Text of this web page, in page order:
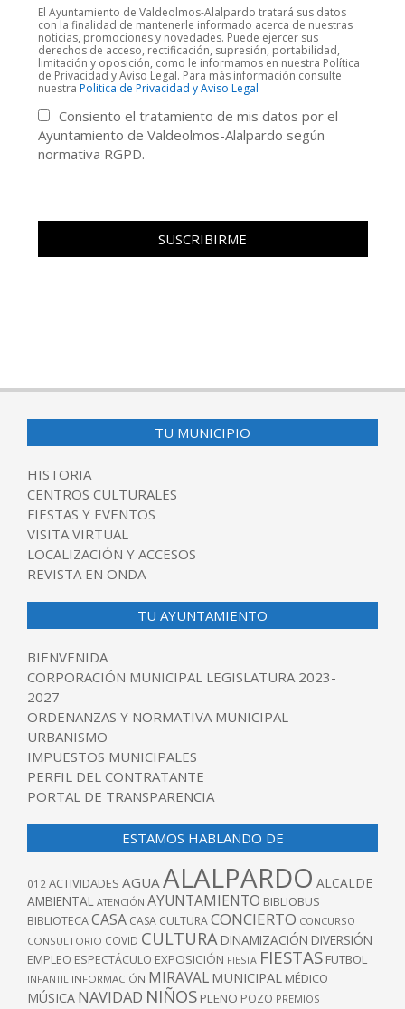
El Ayuntamiento de Valdeolmos-Alalpardo tratará sus datos
con la finalidad de mantenerle informado acerca de nuestras
noticias, promociones y novedades. Puede ejercer sus
derechos de acceso, rectificación, supresión, portabilidad,
limitación y oposición, como le informamos en nuestra Política
de Privacidad y Aviso Legal. Para más información consulte
nuestra Politica de Privacidad y Aviso Legal
Consiento el tratamiento de mis datos por el
Ayuntamiento de Valdeolmos-Alalpardo según
normativa RGPD.
TU MUNICIPIO
HISTORIA
CENTROS CULTURALES
FIESTAS Y EVENTOS
VISITA VIRTUAL
LOCALIZACIÓN Y ACCESOS
REVISTA EN ONDA
TU AYUNTAMIENTO
BIENVENIDA
CORPORACIÓN MUNICIPAL LEGISLATURA 2023-
2027
ORDENANZAS Y NORMATIVA MUNICIPAL
URBANISMO
IMPUESTOS MUNICIPALES
PERFIL DEL CONTRATANTE
PORTAL DE TRANSPARENCIA
ESTAMOS HABLANDO DE
012 ACTIVIDADES AGUA ALALPARDO ALCALDE
AMBIENTAL ATENCIÓN AYUNTAMIENTO BIBLIOBUS
BIBLIOTECACASA CASA CULTURACONCIERTO CONCURSO
CONSULTORIO COVID CULTURA DINAMIZACIÓN DIVERSIÓN
EMPLEO ESPECTÁCULO EXPOSICIÓN FIESTA FIESTAS FUTBOL
INFANTIL INFORMACIÓN MIRAVAL MUNICIPAL MÉDICO
MÚSICA NAVIDAD NIÑOS PLENO POZO PREMIOS